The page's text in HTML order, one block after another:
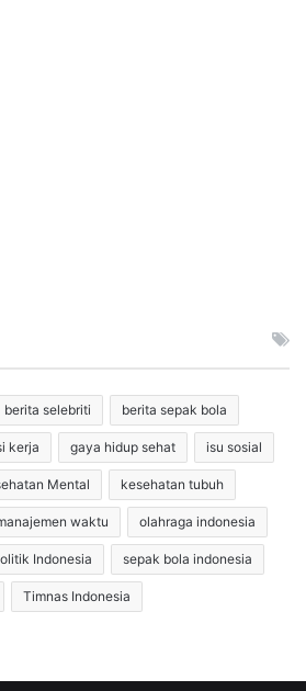
berita selebriti berita sepak bola
kerja gaya hidup sehat isu sosial
Mental kesehatan tubuh
waktu olahraga indonesia
Indonesia sepak bola indonesia
Timnas Indonesia